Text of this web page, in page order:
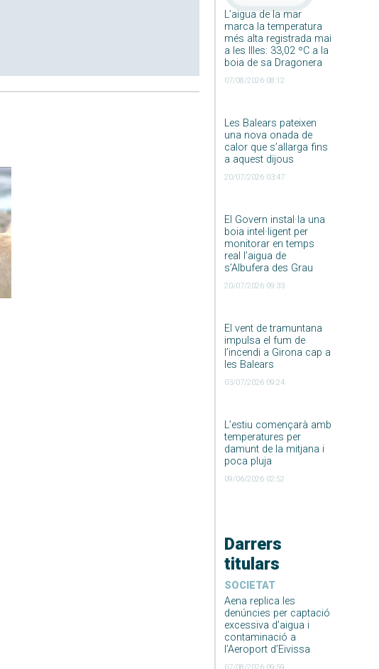
L’aigua de la mar
marca la temperatura
més alta registrada mai
a les Illes: 33,02 ºC a la
boia de sa Dragonera
07/08/2026 08:12
Les Balears pateixen
una nova onada de
calor que s’allarga fins
a aquest dijous
20/07/2026 03:47
El Govern instal·la una
boia intel·ligent per
monitorar en temps
real l’aigua de
s’Albufera des Grau
20/07/2026 09:33
El vent de tramuntana
impulsa el fum de
l’incendi a Girona cap a
les Balears
03/07/2026 09:24
L’estiu començarà amb
temperatures per
damunt de la mitjana i
poca pluja
09/06/2026 02:52
Darrers
titulars
SOCIETAT
Aena replica les
denúncies per captació
excessiva d’aigua i
contaminació a
l’Aeroport d’Eivissa
07/08/2026 09:59